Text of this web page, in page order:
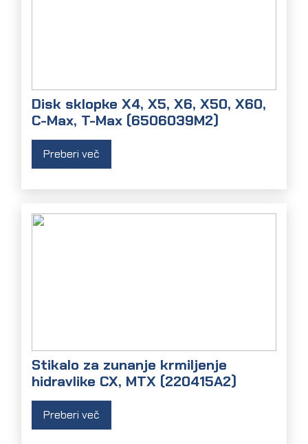
Disk sklopke X4, X5, X6, X50, X60,
C-Max, T-Max (6506039M2)
Preberi več
Stikalo za zunanje krmiljenje
hidravlike CX, MTX (220415A2)
Preberi več